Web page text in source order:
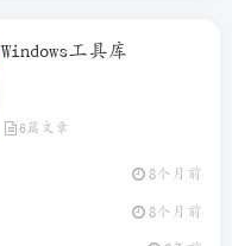
Windows工具库
6篇文章
Video
8个月前
MouseClick
8个月前